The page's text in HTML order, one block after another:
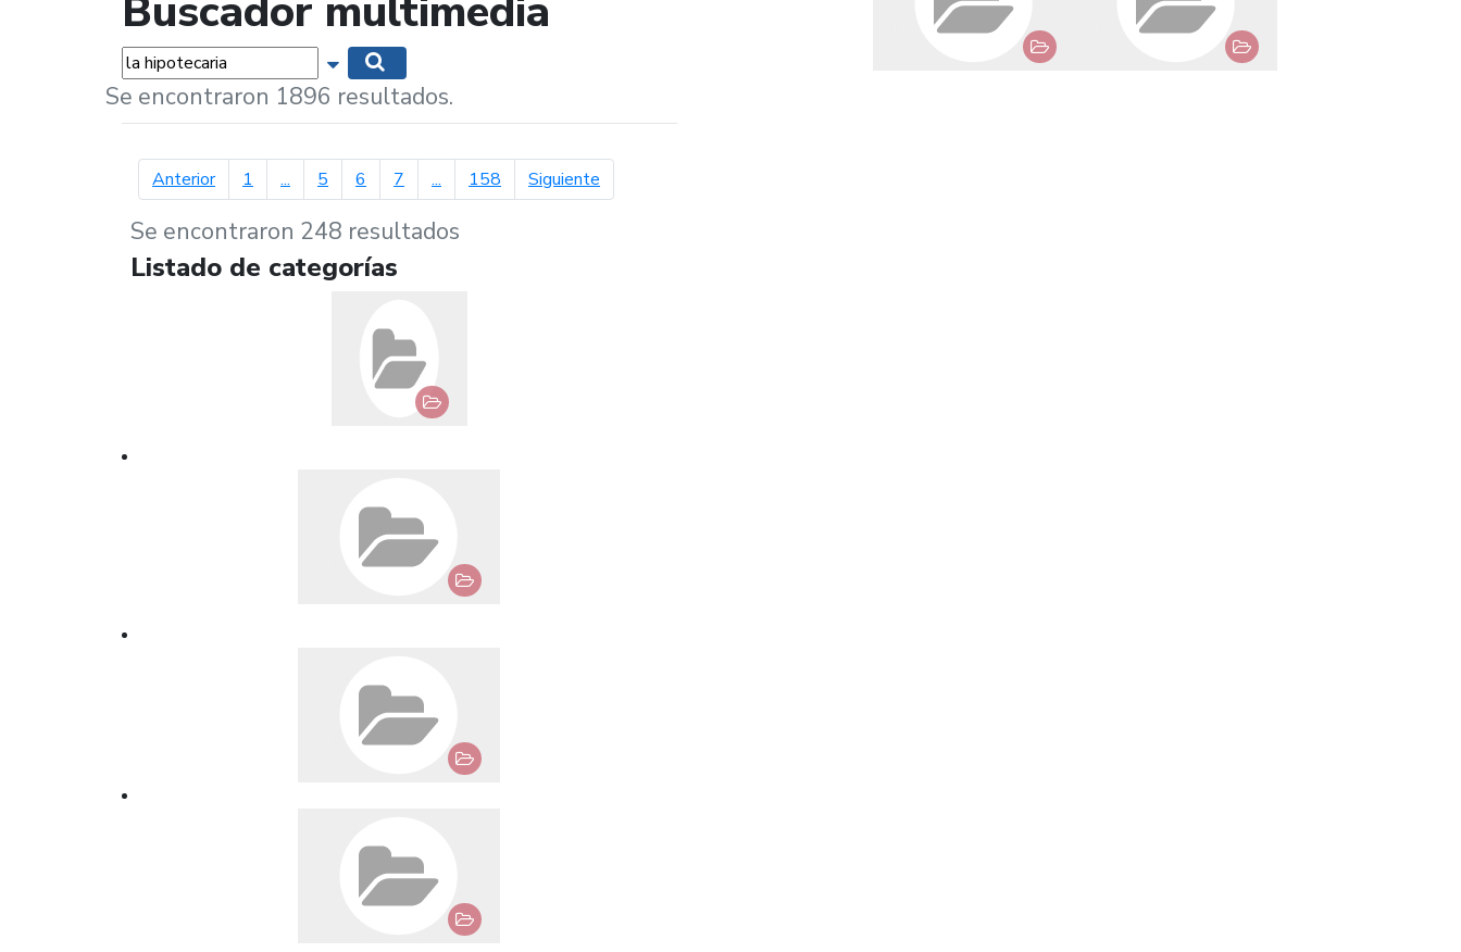
Buscador multimedia
Palabras... Mostrar opciones de búsqueda
Se encontraron 1896 resultados.
Anteriorpágina anterior
1 ... 5 6 7 ... 158 Siguiente
Se encontraron 248 resultados
Listado de categorías